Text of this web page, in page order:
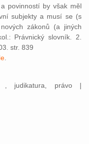
povinností by však měl
subjekty a musí se (s
zákonů (a jiných
Právnický slovník. 2.
str. 839
, judikatura, právo |